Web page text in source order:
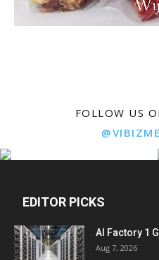
FOLLOW US
EDITOR PICKS
AI Factory 1
Aug 7, 2026